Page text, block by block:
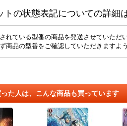
トの状態表記についての詳細
れている型番の商品を発送させていただ
商品の型番をご確認していただきますよ
た人は、こんな商品も買っています